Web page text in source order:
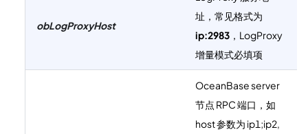
obLogProxyHost
址，常见格式为
ip:2983 ，LogProxy
增量模式必填项
OceanBase server
节点 RPC 端口，如
host 参数为 ip1;ip2,